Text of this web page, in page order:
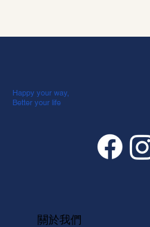
Happy your way,
Better your life
關於我們